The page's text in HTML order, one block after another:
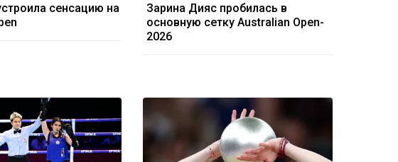
сенсацию на
Зарина Дияс пробилась в
основную сетку Australian Open-
2026